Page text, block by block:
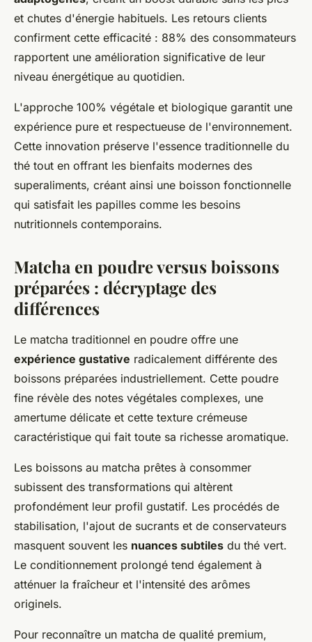
et chutes d'énergie habituels. Les retours clients
confirment cette efficacité : 88% des consommateurs
rapportent une amélioration significative de leur
niveau énergétique au quotidien.
L'approche 100% végétale et biologique garantit une
expérience pure et respectueuse de l'environnement.
Cette innovation préserve l'essence traditionnelle du
thé tout en offrant les bienfaits modernes des
superaliments, créant ainsi une boisson fonctionnelle
qui satisfait les papilles comme les besoins
nutritionnels contemporains.
Matcha en poudre versus boissons
préparées : décryptage des
différences
Le matcha traditionnel en poudre offre une
expérience gustative radicalement différente des
boissons préparées industriellement. Cette poudre
fine révèle des notes végétales complexes, une
amertume délicate et cette texture crémeuse
caractéristique qui fait toute sa richesse aromatique.
Les boissons au matcha prêtes à consommer
subissent des transformations qui altèrent
profondément leur profil gustatif. Les procédés de
stabilisation, l'ajout de sucrants et de conservateurs
masquent souvent les nuances subtiles du thé vert.
Le conditionnement prolongé tend également à
atténuer la fraîcheur et l'intensité des arômes
originels.
Pour reconnaître un matcha de qualité premium,